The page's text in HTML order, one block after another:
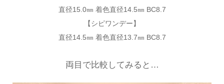
直径15.0㎜ 着色直径14.5㎜ BC8.7
【シピワンデー】
直径14.5㎜ 着色直径13.7㎜ BC8.7
両目で比較してみると…